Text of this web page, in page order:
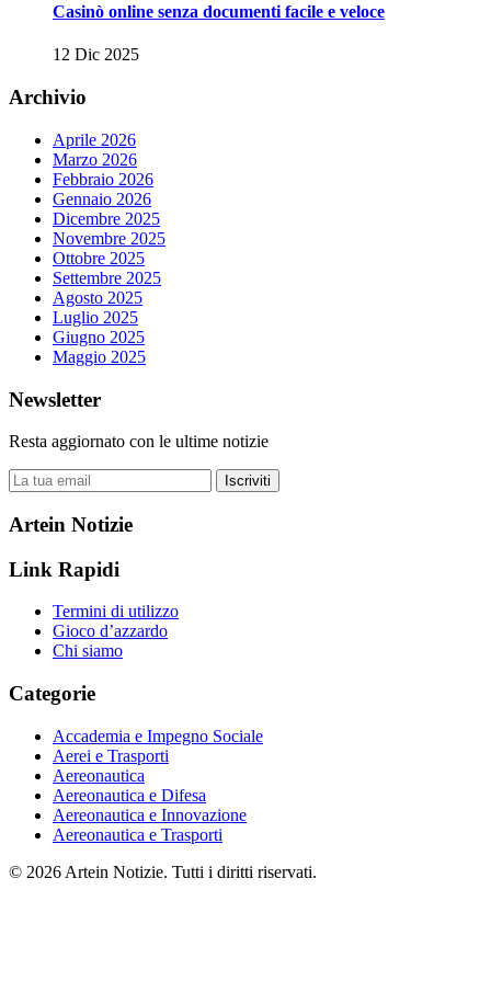
Casinò online senza documenti facile e veloce
12 Dic 2025
Archivio
Aprile 2026
Marzo 2026
Febbraio 2026
Gennaio 2026
Dicembre 2025
Novembre 2025
Ottobre 2025
Settembre 2025
Agosto 2025
Luglio 2025
Giugno 2025
Maggio 2025
Newsletter
Resta aggiornato con le ultime notizie
Iscriviti
Artein Notizie
Link Rapidi
Termini di utilizzo
Gioco d’azzardo
Chi siamo
Categorie
Accademia e Impegno Sociale
Aerei e Trasporti
Aereonautica
Aereonautica e Difesa
Aereonautica e Innovazione
Aereonautica e Trasporti
© 2026 Artein Notizie. Tutti i diritti riservati.